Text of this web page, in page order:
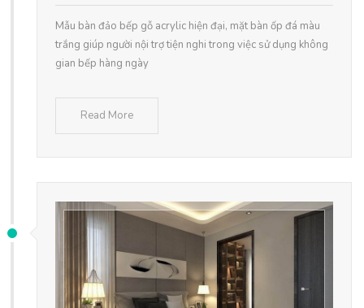
Mẫu bàn đảo bếp gỗ acrylic hiện đại, mặt bàn ốp đá màu
trắng giúp người nội trợ tiện nghi trong việc sử dụng không
gian bếp hàng ngày
Read More